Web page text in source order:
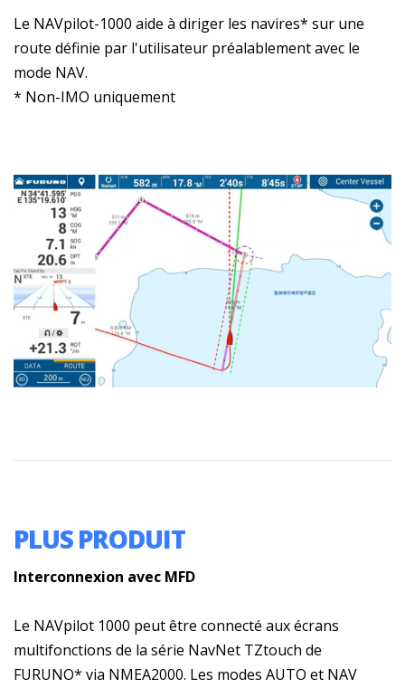
Le NAVpilot-1000 aide à diriger les navires* sur une
route définie par l'utilisateur préalablement avec le
mode NAV.
* Non-IMO uniquement
PLUS PRODUIT
Interconnexion avec MFD
Le NAVpilot 1000 peut être connecté aux écrans
multifonctions de la série NavNet TZtouch de
FURUNO* via NMEA2000. Les modes AUTO et NAV